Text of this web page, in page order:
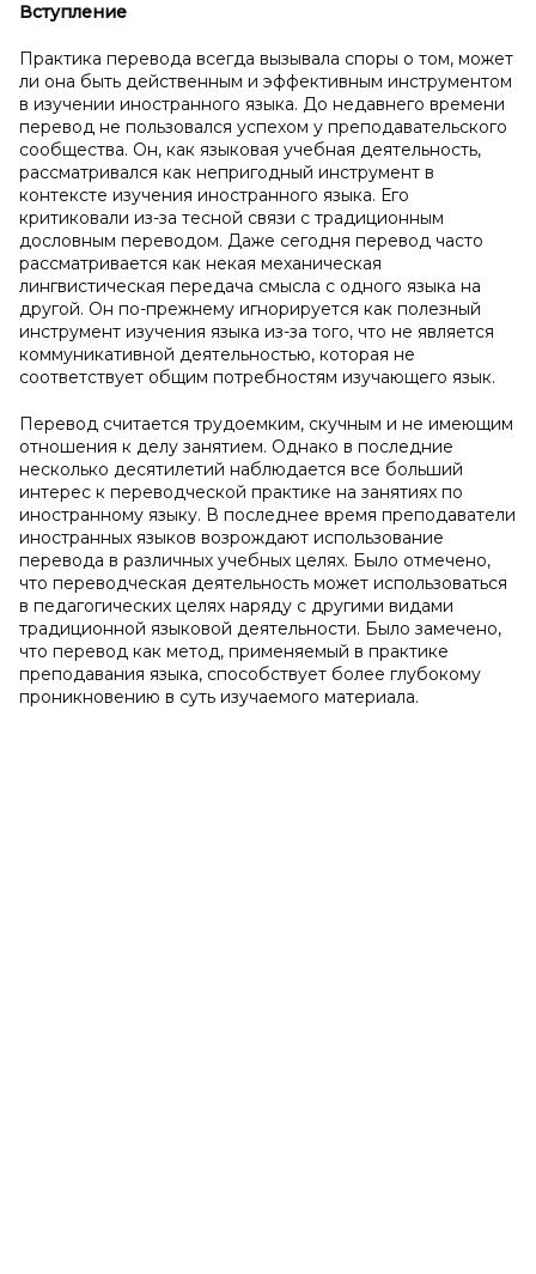
Вступление
Практика перевода всегда вызывала споры о том, может
ли она быть действенным и эффективным инструментом
в изучении иностранного языка. До недавнего времени
перевод не пользовался успехом у преподавательского
сообщества. Он, как языковая учебная деятельность,
рассматривался как непригодный инструмент в
контексте изучения иностранного языка. Его
критиковали из-за тесной связи с традиционным
дословным переводом. Даже сегодня перевод часто
рассматривается как некая механическая
лингвистическая передача смысла с одного языка на
другой. Он по-прежнему игнорируется как полезный
инструмент изучения языка из-за того, что не является
коммуникативной деятельностью, которая не
соответствует общим потребностям изучающего язык.
Перевод считается трудоемким, скучным и не имеющим
отношения к делу занятием. Однако в последние
несколько десятилетий наблюдается все больший
интерес к переводческой практике на занятиях по
иностранному языку. В последнее время преподаватели
иностранных языков возрождают использование
перевода в различных учебных целях. Было отмечено,
что переводческая деятельность может использоваться
в педагогических целях наряду с другими видами
традиционной языковой деятельности. Было замечено,
что перевод как метод, применяемый в практике
преподавания языка, способствует более глубокому
проникновению в суть изучаемого материала.